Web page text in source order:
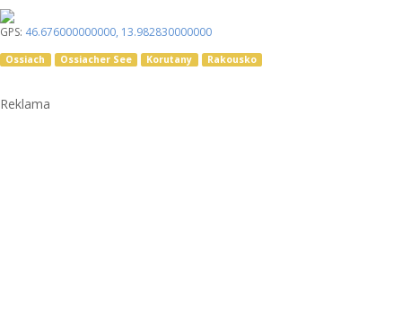
GPS: 46.676000000000, 13.982830000000
Ossiach Ossiacher See Korutany Rakousko
Reklama